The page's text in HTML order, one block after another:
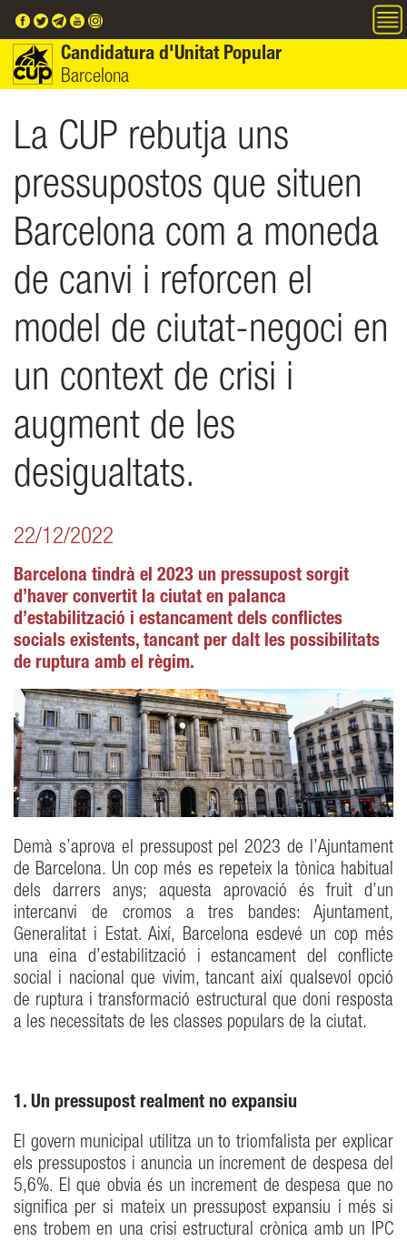
Candidatura d'Unitat Popular
Barcelona
La CUP rebutja uns
pressupostos que situen
Barcelona com a moneda
de canvi i reforcen el
model de ciutat-negoci en
un context de crisi i
augment de les
desigualtats.
22/12/2022
Barcelona tindrà el 2023 un pressupost sorgit
d’haver convertit la ciutat en palanca
d’estabilització i estancament dels conflictes
socials existents, tancant per dalt les possibilitats
de ruptura amb el règim.
Demà s’aprova el pressupost pel 2023 de l’Ajuntament
de Barcelona. Un cop més es repeteix la tònica habitual
dels darrers anys; aquesta aprovació és fruit d’un
intercanvi de cromos a tres bandes: Ajuntament,
Generalitat i Estat. Així, Barcelona esdevé un cop més
una eina d’estabilització i estancament del conflicte
social i nacional que vivim, tancant així qualsevol opció
de ruptura i transformació estructural que doni resposta
a les necessitats de les classes populars de la ciutat.
1. Un pressupost realment no expansiu
El govern municipal utilitza un to triomfalista per explicar
els pressupostos i anuncia un increment de despesa del
5,6%. El que obvia és un increment de despesa que no
significa per si mateix un pressupost expansiu i més si
ens trobem en una crisi estructural crònica amb un IPC